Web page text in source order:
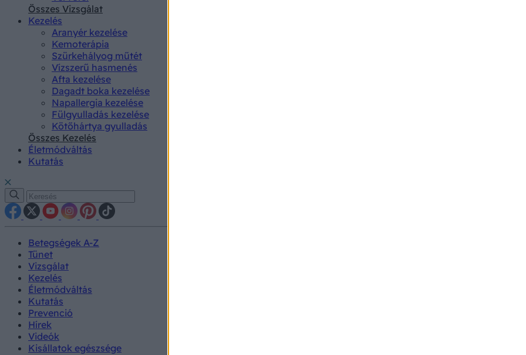
Összes Vizsgálat
Kezelés
Aranyér kezelése
Kemoterápia
Szürkehályog műtét
Vízszerű hasmenés
Afta kezelése
Dagadt boka kezelése
Napallergia kezelése
Fülgyulladás kezelése
Kötőhártya gyulladás
Összes Kezelés
Életmódváltás
Kutatás
Betegségek A-Z
Tünet
Vizsgálat
Kezelés
Életmódváltás
Kutatás
Prevenció
Hírek
Videók
Kisállatok egészsége